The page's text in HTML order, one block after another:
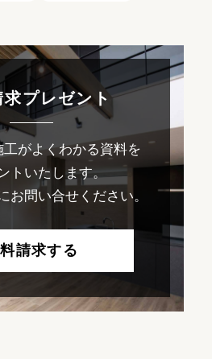
求プレゼント
がよくわかる資料を
トいたします。
お問い合せください。
請求する